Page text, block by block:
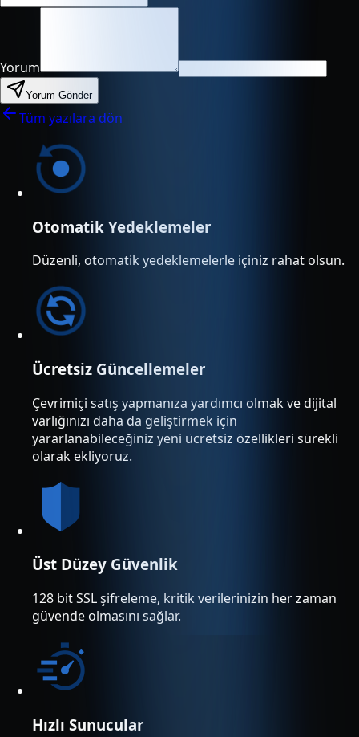
Yorum
Yorum Gönder
Tüm yazılara dön
Otomatik Yedeklemeler
Düzenli, otomatik yedeklemelerle içiniz rahat olsun.
Ücretsiz Güncellemeler
Çevrimiçi satış yapmanıza yardımcı olmak ve dijital
varlığınızı daha da geliştirmek için
yararlanabileceğiniz yeni ücretsiz özellikleri sürekli
olarak ekliyoruz.
Üst Düzey Güvenlik
128 bit SSL şifreleme, kritik verilerinizin her zaman
güvende olmasını sağlar.
Hızlı Sunucular